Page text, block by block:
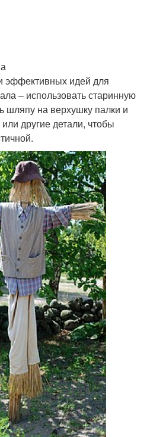
эффективных идей для
– использовать старинную
шляпу на верхушку палки и
другие детали, чтобы